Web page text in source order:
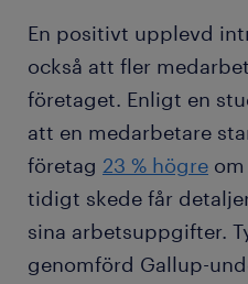
En positivt upplevd
också att fler
företaget. Enligt en
att en medarbetare
företag 23 % högre
tidigt skede får
sina arbetsuppgifter.
genomförd Gallup-